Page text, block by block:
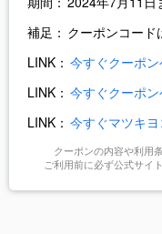
補足： クーポンコー
LINK： 今すぐクーポ
LINK： 今すぐクーポ
LINK： 今すぐマツキ
クーポンの内容や利用
ご利用前に必ず公式サイ